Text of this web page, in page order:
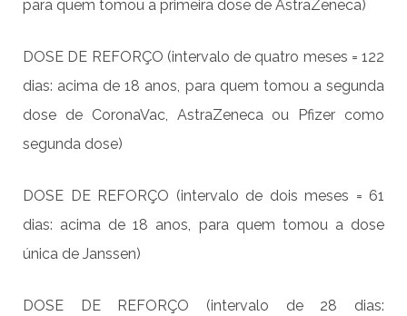
para quem tomou a primeira dose de AstraZeneca)
DOSE DE REFORÇO (intervalo de quatro meses = 122
dias: acima de 18 anos, para quem tomou a segunda
dose de CoronaVac, AstraZeneca ou Pfizer como
segunda dose)
DOSE DE REFORÇO (intervalo de dois meses = 61
dias: acima de 18 anos, para quem tomou a dose
única de Janssen)
DOSE DE REFORÇO (intervalo de 28 dias: